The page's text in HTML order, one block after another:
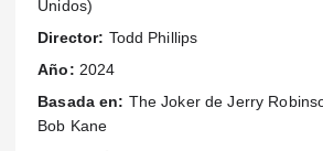
Unidos)
Director: Todd Phillips
Año: 2024
Basada en: The Joker de Jerry
Bob Kane